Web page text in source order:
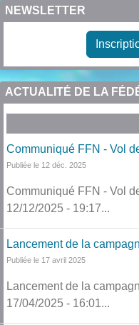
NEWSLETTER
ACTUALITÉ DE LA
Communiqué FFN - Vol
Publiée le 12 déc. 2025
Communiqué FFN - Vol
12/12/2025 - 19:17...
Lancement de la
Publiée le 17 avril 2025
Lancement de la
17/04/2025 - 16:01...